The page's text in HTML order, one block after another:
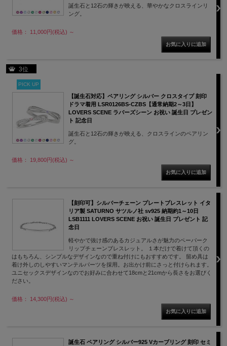
誕生石と12石の輝きが映える、華やかなクロスラインリ
ング。
価格： 11,000円(税込) ～
3位
PICK UP
【誕生石対応】ペアリング シルバー クロスタイプ 刻印
ドラマ着用 LSR0126BS-CZBS【通常納期2～3日】
LOVERS SCENE ラバーズシーン お祝い 誕生日 プレゼン
ト 記念日
誕生石と12石の輝きが映える、クロスラインのペアリン
グ。
価格： 19,800円(税込) ～
【刻印可】シルバーチェーン プレートブレスレット イタ
リア製 SATURNO サツルノ社 sv925 納期約1～10日
LSB1111 LOVERS SCENE お祝い 誕生日 プレゼント 記
念日
軽やかで抜け感のあるカジュアルさが魅力のペーパーク
リップチェーンブレスレット。 １本だけで着けて頂くの
はもちろん、シンプルなデザインなので重ね付けにもおすすめです。 留め具は
着け外しのしやすいマンテルパーツを採用。お出かけ前にさっと付けられます。
ユニセックスデザインなのでお好みに合わせて18cmと21cmから長さをお選びく
ださい。
価格： 14,300円(税込) ～
誕生石 ペアリング シルバー925 Vカーブリング 刻印 セミ